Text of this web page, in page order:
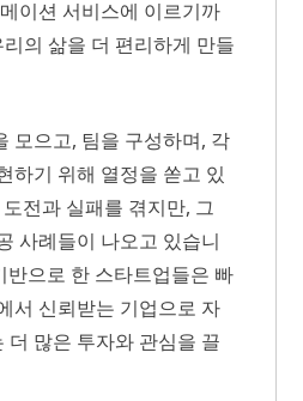
이션 서비스에 이르기까
의 삶을 더 편리하게 만들
모으고, 팀을 구성하며, 각
하기 위해 열정을 쏟고 있
전과 실패를 겪지만, 그
사례들이 나오고 있습니
반으로 한 스타트업들은 빠
서 신뢰받는 기업으로 자
더 많은 투자와 관심을 끌